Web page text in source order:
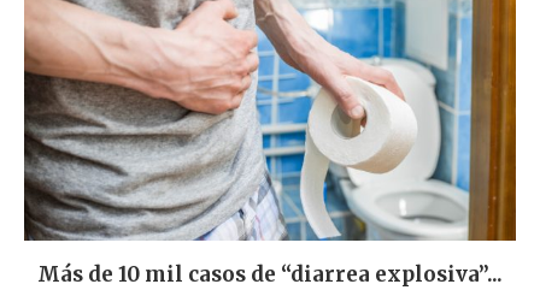
Más de 10 mil casos de “diarrea explosiva”...